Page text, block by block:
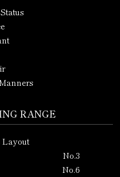
RANGE
Layout
No.3
No.6